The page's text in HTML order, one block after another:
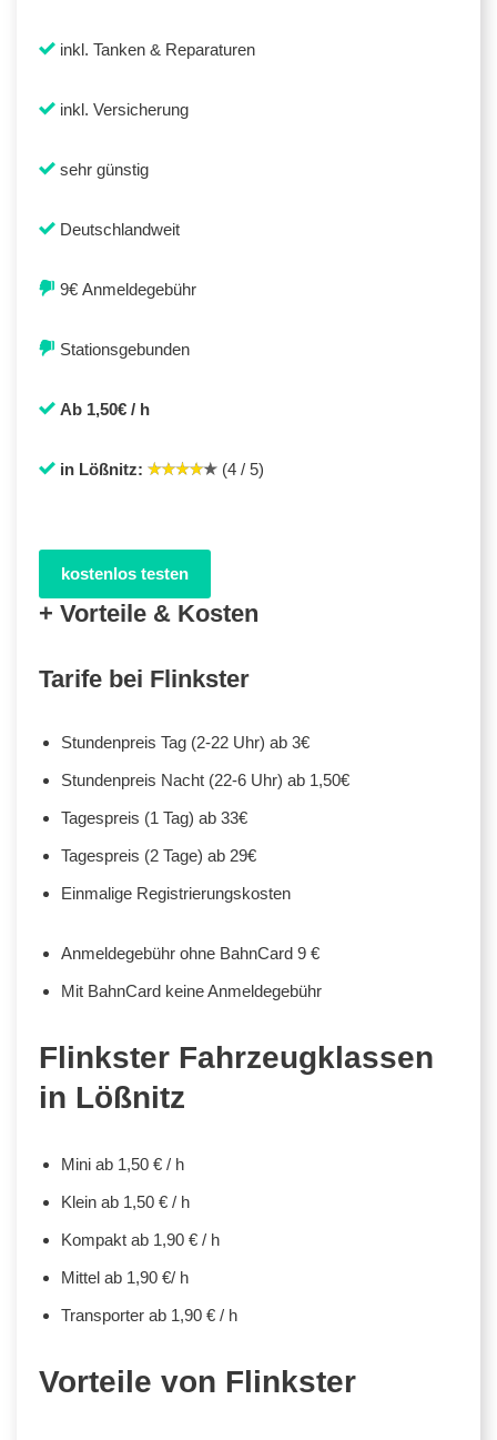
inkl. Tanken & Reparaturen
inkl. Versicherung
sehr günstig
Deutschlandweit
9€ Anmeldegebühr
Stationsgebunden
Ab 1,50€ / h
in Lößnitz: (4 / 5)
kostenlos testen
+ Vorteile & Kosten
Tarife bei Flinkster
Stundenpreis Tag (2-22 Uhr) ab 3€
Stundenpreis Nacht (22-6 Uhr) ab 1,50€
Tagespreis (1 Tag) ab 33€
Tagespreis (2 Tage) ab 29€
Einmalige Registrierungskosten
Anmeldegebühr ohne BahnCard 9 €
Mit BahnCard keine Anmeldegebühr
Flinkster Fahrzeugklassen
in Lößnitz
Mini ab 1,50 € / h
Klein ab 1,50 € / h
Kompakt ab 1,90 € / h
Mittel ab 1,90 €/ h
Transporter ab 1,90 € / h
Vorteile von Flinkster